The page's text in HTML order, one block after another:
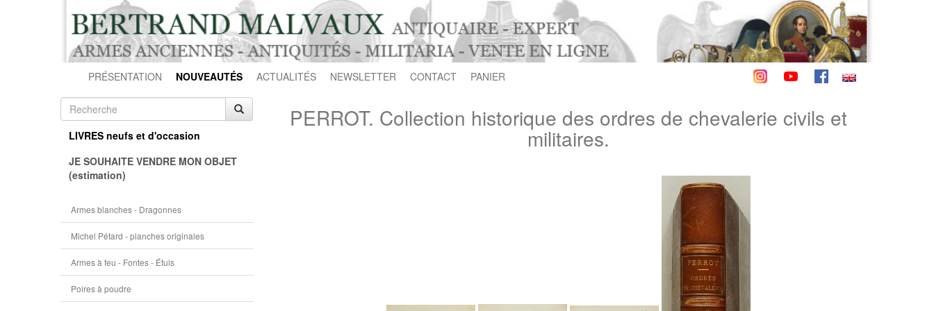
PRÉSENTATION NOUVEAUTÉS ACTUALITÉS NEWSLETTER CONTACT PANIER
LIVRES neufs et d'occasion
JE SOUHAITE VENDRE MON OBJET
(estimation)
Armes blanches - Dragonnes
Michel Pétard - planches originales
Armes à feu - Fontes - Étuis
Poires à poudre
PERROT. Collection historique des ordres de chevalerie civils et
militaires.